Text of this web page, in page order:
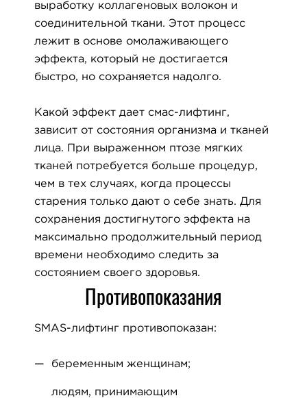
выработку коллагеновых волокон и
соединительной ткани. Этот процесс
лежит в основе омолаживающего
эффекта, который не достигается
быстро, но сохраняется надолго.
Какой эффект дает смас-лифтинг,
зависит от состояния организма и тканей
лица. При выраженном птозе мягких
тканей потребуется больше процедур,
чем в тех случаях, когда процессы
старения только дают о себе знать. Для
сохранения достигнутого эффекта на
максимально продолжительный период
времени необходимо следить за
состоянием своего здоровья.
Противопоказания
SMAS-лифтинг противопоказан:
беременным женщинам;
людям, принимающим